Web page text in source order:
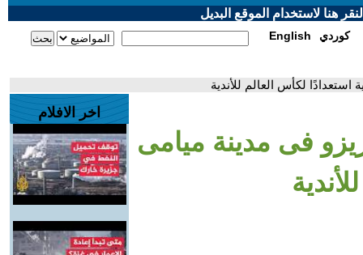
هنا لاستخدام الموقع البديل
English كوردي
لكأس العالم للأندية
فى مدينة ميامى
اخر الافلام